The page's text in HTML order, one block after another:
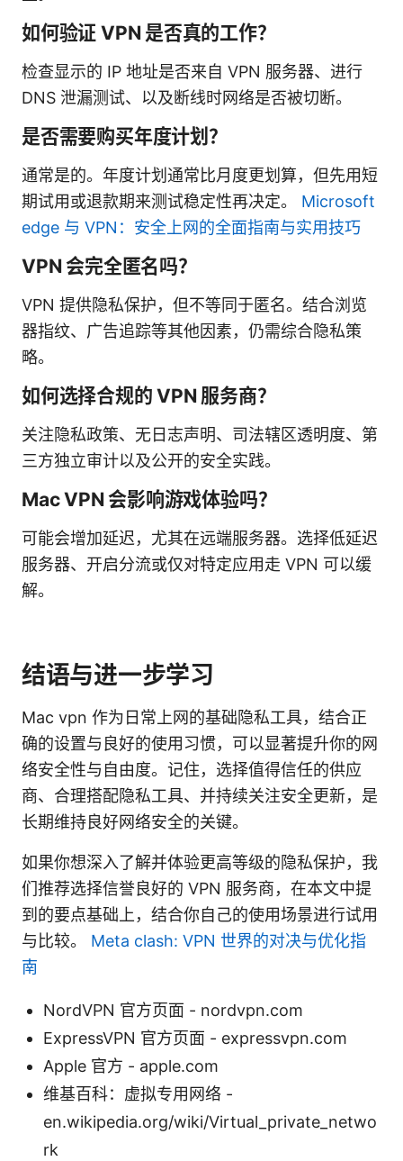
如何验证 VPN 是否真的工作？
检查显示的 IP 地址是否来自 VPN 服务器、进行
DNS 泄漏测试、以及断线时网络是否被切断。
是否需要购买年度计划？
通常是的。年度计划通常比月度更划算，但先用短
期试用或退款期来测试稳定性再决定。 Microsoft
edge 与 VPN：安全上网的全面指南与实用技巧
VPN 会完全匿名吗？
VPN 提供隐私保护，但不等同于匿名。结合浏览
器指纹、广告追踪等其他因素，仍需综合隐私策
略。
如何选择合规的 VPN 服务商？
关注隐私政策、无日志声明、司法辖区透明度、第
三方独立审计以及公开的安全实践。
Mac VPN 会影响游戏体验吗？
可能会增加延迟，尤其在远端服务器。选择低延迟
服务器、开启分流或仅对特定应用走 VPN 可以缓
解。
结语与进一步学习
Mac vpn 作为日常上网的基础隐私工具，结合正
确的设置与良好的使用习惯，可以显著提升你的网
络安全性与自由度。记住，选择值得信任的供应
商、合理搭配隐私工具、并持续关注安全更新，是
长期维持良好网络安全的关键。
如果你想深入了解并体验更高等级的隐私保护，我
们推荐选择信誉良好的 VPN 服务商，在本文中提
到的要点基础上，结合你自己的使用场景进行试用
与比较。 Meta clash: VPN 世界的对决与优化指
南
NordVPN 官方页面 - nordvpn.com
ExpressVPN 官方页面 - expressvpn.com
Apple 官方 - apple.com
维基百科：虚拟专用网络 -
en.wikipedia.org/wiki/Virtual_private_netwo
rk